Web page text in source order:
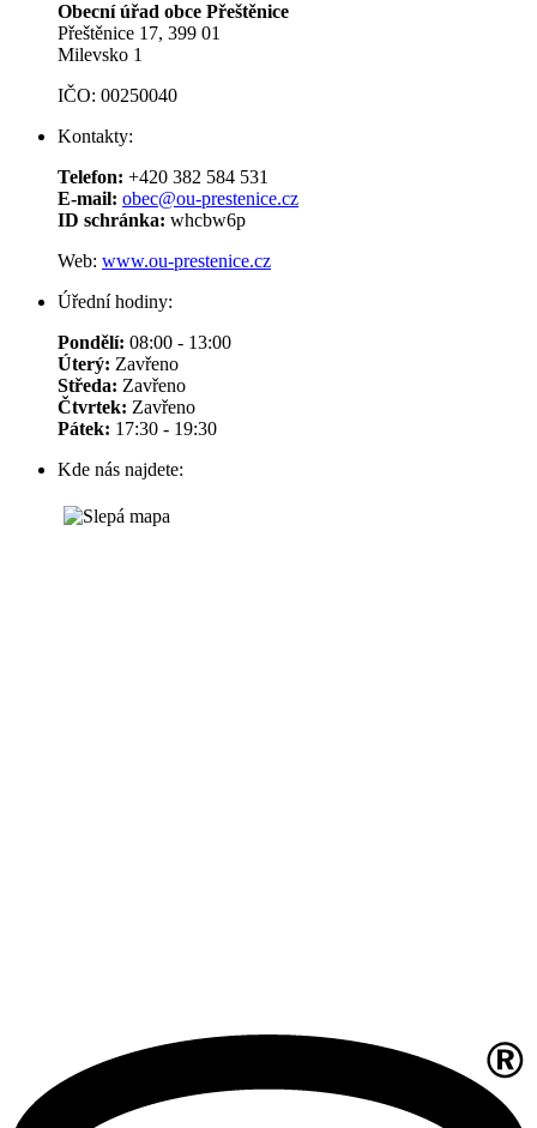
Obecní úřad obce Přeštěnice
Přeštěnice 17, 399 01
Milevsko 1
IČO: 00250040
Kontakty:
Telefon: +420 382 584 531
E-mail: obec@ou-prestenice.cz
ID schránka: whcbw6p
Web: www.ou-prestenice.cz
Úřední hodiny:
Pondělí: 08:00 - 13:00
Úterý: Zavřeno
Středa: Zavřeno
Čtvrtek: Zavřeno
Pátek: 17:30 - 19:30
Kde nás najdete: